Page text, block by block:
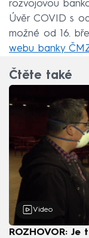
rozvojovou
Úvěr COVID s
možné od 16.
webu banky
Čtěte také
Video
ROZHOVOR: